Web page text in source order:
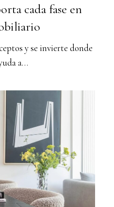
cada fase en
y se invierte donde
a…